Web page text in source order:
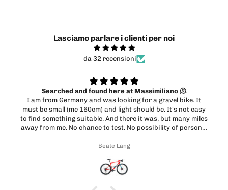
Lasciamo parlare i clienti per noi
da 32 recensioni
easy
miles
Cadex race
Velocissimi e serietà
Marco Incrapera